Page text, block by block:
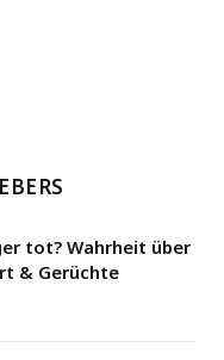
tot? Wahrheit über
& Gerüchte